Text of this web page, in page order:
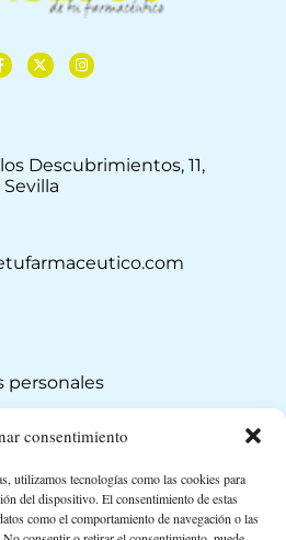
consentimiento
utilizamos tecnologías como las cookies para
del dispositivo. El consentimiento de estas
como el comportamiento de navegación o las
Descubrimientos, 11,
Sevilla
personales